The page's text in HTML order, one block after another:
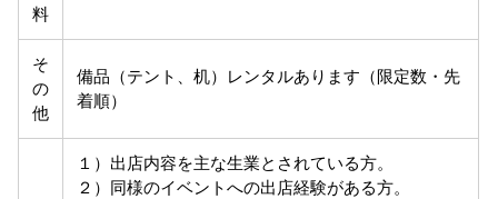
料
そ
の
他
備品（テント、机）レンタルあります（限定数・先
着順）
１）出店内容を主な生業とされている方。
２）同様のイベントへの出店経験がある方。